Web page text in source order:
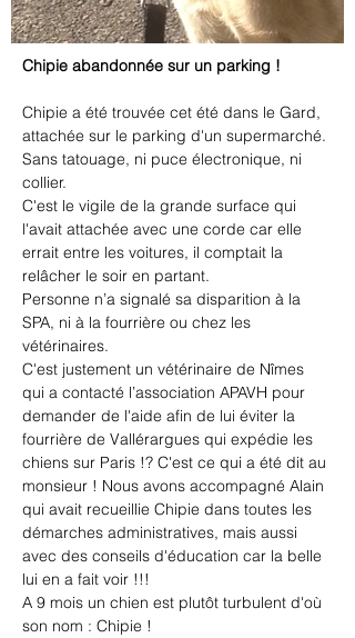
Chipie abandonnée sur un parking !
Chipie a été trouvée cet été dans le Gard,
attachée sur le parking d'un supermarché.
Sans tatouage, ni puce électronique, ni
collier.
C'est le vigile de la grande surface qui
l'avait attachée avec une corde car elle
errait entre les voitures, il comptait la
relâcher le soir en partant.
Personne n’a signalé sa disparition à la
SPA, ni à la fourrière ou chez les
vétérinaires.
C'est justement un vétérinaire de Nîmes
qui a contacté l’association APAVH pour
demander de l'aide afin de lui éviter la
fourrière de Vallérargues qui expédie les
chiens sur Paris !? C'est ce qui a été dit au
monsieur ! Nous avons accompagné Alain
qui avait recueillie Chipie dans toutes les
démarches administratives, mais aussi
avec des conseils d'éducation car la belle
lui en a fait voir !!!
A 9 mois un chien est plutôt turbulent d'où
son nom : Chipie !